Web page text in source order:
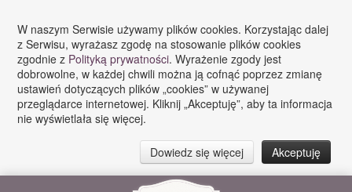
W naszym Serwisie używamy plików cookies. Korzystając dalej
z Serwisu, wyrażasz zgodę na stosowanie plików cookies
zgodnie z Polityką prywatności. Wyrażenie zgody jest
dobrowolne, w każdej chwili można ją cofnąć poprzez zmianę
ustawień dotyczących plików „cookies” w używanej
przeglądarce internetowej. Kliknij „Akceptuję”, aby ta informacja
nie wyświetlała się więcej.
Akceptuję
Dowiedz się więcej